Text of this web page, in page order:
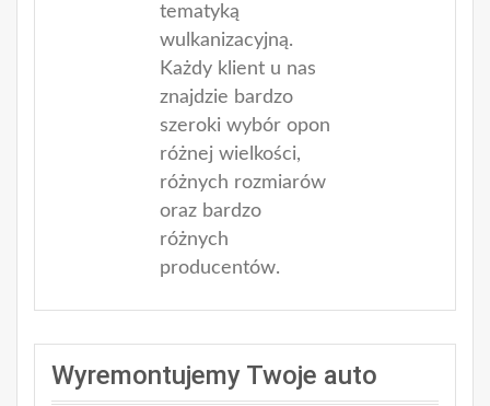
tematyką
wulkanizacyjną.
Każdy klient u nas
znajdzie bardzo
szeroki wybór opon
różnej wielkości,
różnych rozmiarów
oraz bardzo
różnych
producentów.
Wyremontujemy Twoje auto